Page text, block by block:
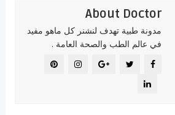
About Doctor
مدونة طبية تهدف لنشنر كل ماهو مفيد
في عالم الطب والصحة العامة .